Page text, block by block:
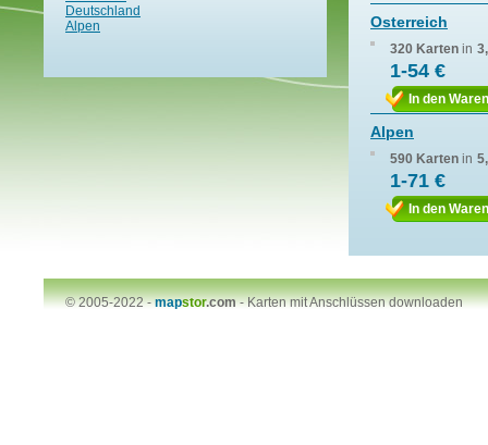
Deutschland
Alpen
Osterreich
320 Karten in
1-54 €
In den
Alpen
590 Karten in
1-71 €
In den
© 2005-2022 -mapstor.com-Karten mit Anschlüssen downloaden